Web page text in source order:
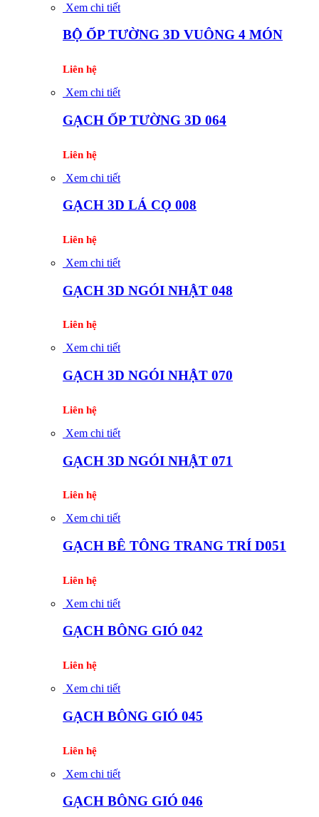
Xem chi tiết
BỘ ỐP TƯỜNG 3D VUÔNG 4 MÓN
Liên hệ
Xem chi tiết
GẠCH ỐP TƯỜNG 3D 064
Liên hệ
Xem chi tiết
GẠCH 3D LÁ CỌ 008
Liên hệ
Xem chi tiết
GẠCH 3D NGÓI NHẬT 048
Liên hệ
Xem chi tiết
GẠCH 3D NGÓI NHẬT 070
Liên hệ
Xem chi tiết
GẠCH 3D NGÓI NHẬT 071
Liên hệ
Xem chi tiết
GẠCH BÊ TÔNG TRANG TRÍ D051
Liên hệ
Xem chi tiết
GẠCH BÔNG GIÓ 042
Liên hệ
Xem chi tiết
GẠCH BÔNG GIÓ 045
Liên hệ
Xem chi tiết
GẠCH BÔNG GIÓ 046